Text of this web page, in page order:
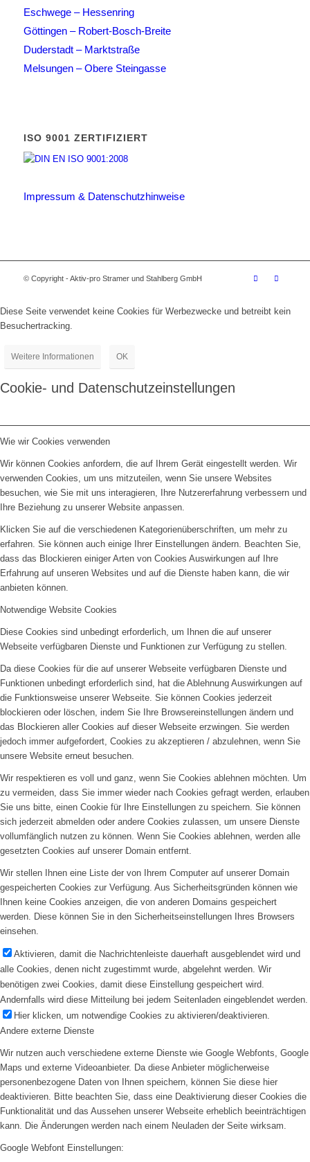
Eschwege – Hessenring
Göttingen – Robert-Bosch-Breite
Duderstadt – Marktstraße
Melsungen – Obere Steingasse
ISO 9001 ZERTIFIZIERT
Impressum & Datenschutzhinweise
© Copyright - Aktiv-pro Stramer und Stahlberg GmbH
Diese Seite verwendet keine Cookies für Werbezwecke und betreibt kein
Besuchertracking.
Weitere Informationen OK
Cookie- und Datenschutzeinstellungen
Wie wir Cookies verwenden
Wir können Cookies anfordern, die auf Ihrem Gerät eingestellt werden. Wir
verwenden Cookies, um uns mitzuteilen, wenn Sie unsere Websites
besuchen, wie Sie mit uns interagieren, Ihre Nutzererfahrung verbessern und
Ihre Beziehung zu unserer Website anpassen.
Klicken Sie auf die verschiedenen Kategorienüberschriften, um mehr zu
erfahren. Sie können auch einige Ihrer Einstellungen ändern. Beachten Sie,
dass das Blockieren einiger Arten von Cookies Auswirkungen auf Ihre
Erfahrung auf unseren Websites und auf die Dienste haben kann, die wir
anbieten können.
Notwendige Website Cookies
Diese Cookies sind unbedingt erforderlich, um Ihnen die auf unserer
Webseite verfügbaren Dienste und Funktionen zur Verfügung zu stellen.
Da diese Cookies für die auf unserer Webseite verfügbaren Dienste und
Funktionen unbedingt erforderlich sind, hat die Ablehnung Auswirkungen auf
die Funktionsweise unserer Webseite. Sie können Cookies jederzeit
blockieren oder löschen, indem Sie Ihre Browsereinstellungen ändern und
das Blockieren aller Cookies auf dieser Webseite erzwingen. Sie werden
jedoch immer aufgefordert, Cookies zu akzeptieren / abzulehnen, wenn Sie
unsere Website erneut besuchen.
Wir respektieren es voll und ganz, wenn Sie Cookies ablehnen möchten. Um
zu vermeiden, dass Sie immer wieder nach Cookies gefragt werden, erlauben
Sie uns bitte, einen Cookie für Ihre Einstellungen zu speichern. Sie können
sich jederzeit abmelden oder andere Cookies zulassen, um unsere Dienste
vollumfänglich nutzen zu können. Wenn Sie Cookies ablehnen, werden alle
gesetzten Cookies auf unserer Domain entfernt.
Wir stellen Ihnen eine Liste der von Ihrem Computer auf unserer Domain
gespeicherten Cookies zur Verfügung. Aus Sicherheitsgründen können wie
Ihnen keine Cookies anzeigen, die von anderen Domains gespeichert
werden. Diese können Sie in den Sicherheitseinstellungen Ihres Browsers
einsehen.
Aktivieren, damit die Nachrichtenleiste dauerhaft ausgeblendet wird und
alle Cookies, denen nicht zugestimmt wurde, abgelehnt werden. Wir
benötigen zwei Cookies, damit diese Einstellung gespeichert wird.
Andernfalls wird diese Mitteilung bei jedem Seitenladen eingeblendet werden.
Hier klicken, um notwendige Cookies zu aktivieren/deaktivieren.
Andere externe Dienste
Wir nutzen auch verschiedene externe Dienste wie Google Webfonts, Google
Maps und externe Videoanbieter. Da diese Anbieter möglicherweise
personenbezogene Daten von Ihnen speichern, können Sie diese hier
deaktivieren. Bitte beachten Sie, dass eine Deaktivierung dieser Cookies die
Funktionalität und das Aussehen unserer Webseite erheblich beeinträchtigen
kann. Die Änderungen werden nach einem Neuladen der Seite wirksam.
Google Webfont Einstellungen: